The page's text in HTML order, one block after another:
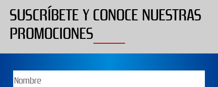
SUSCRÍBETE Y CONOCE NUESTRAS
PROMOCIONES